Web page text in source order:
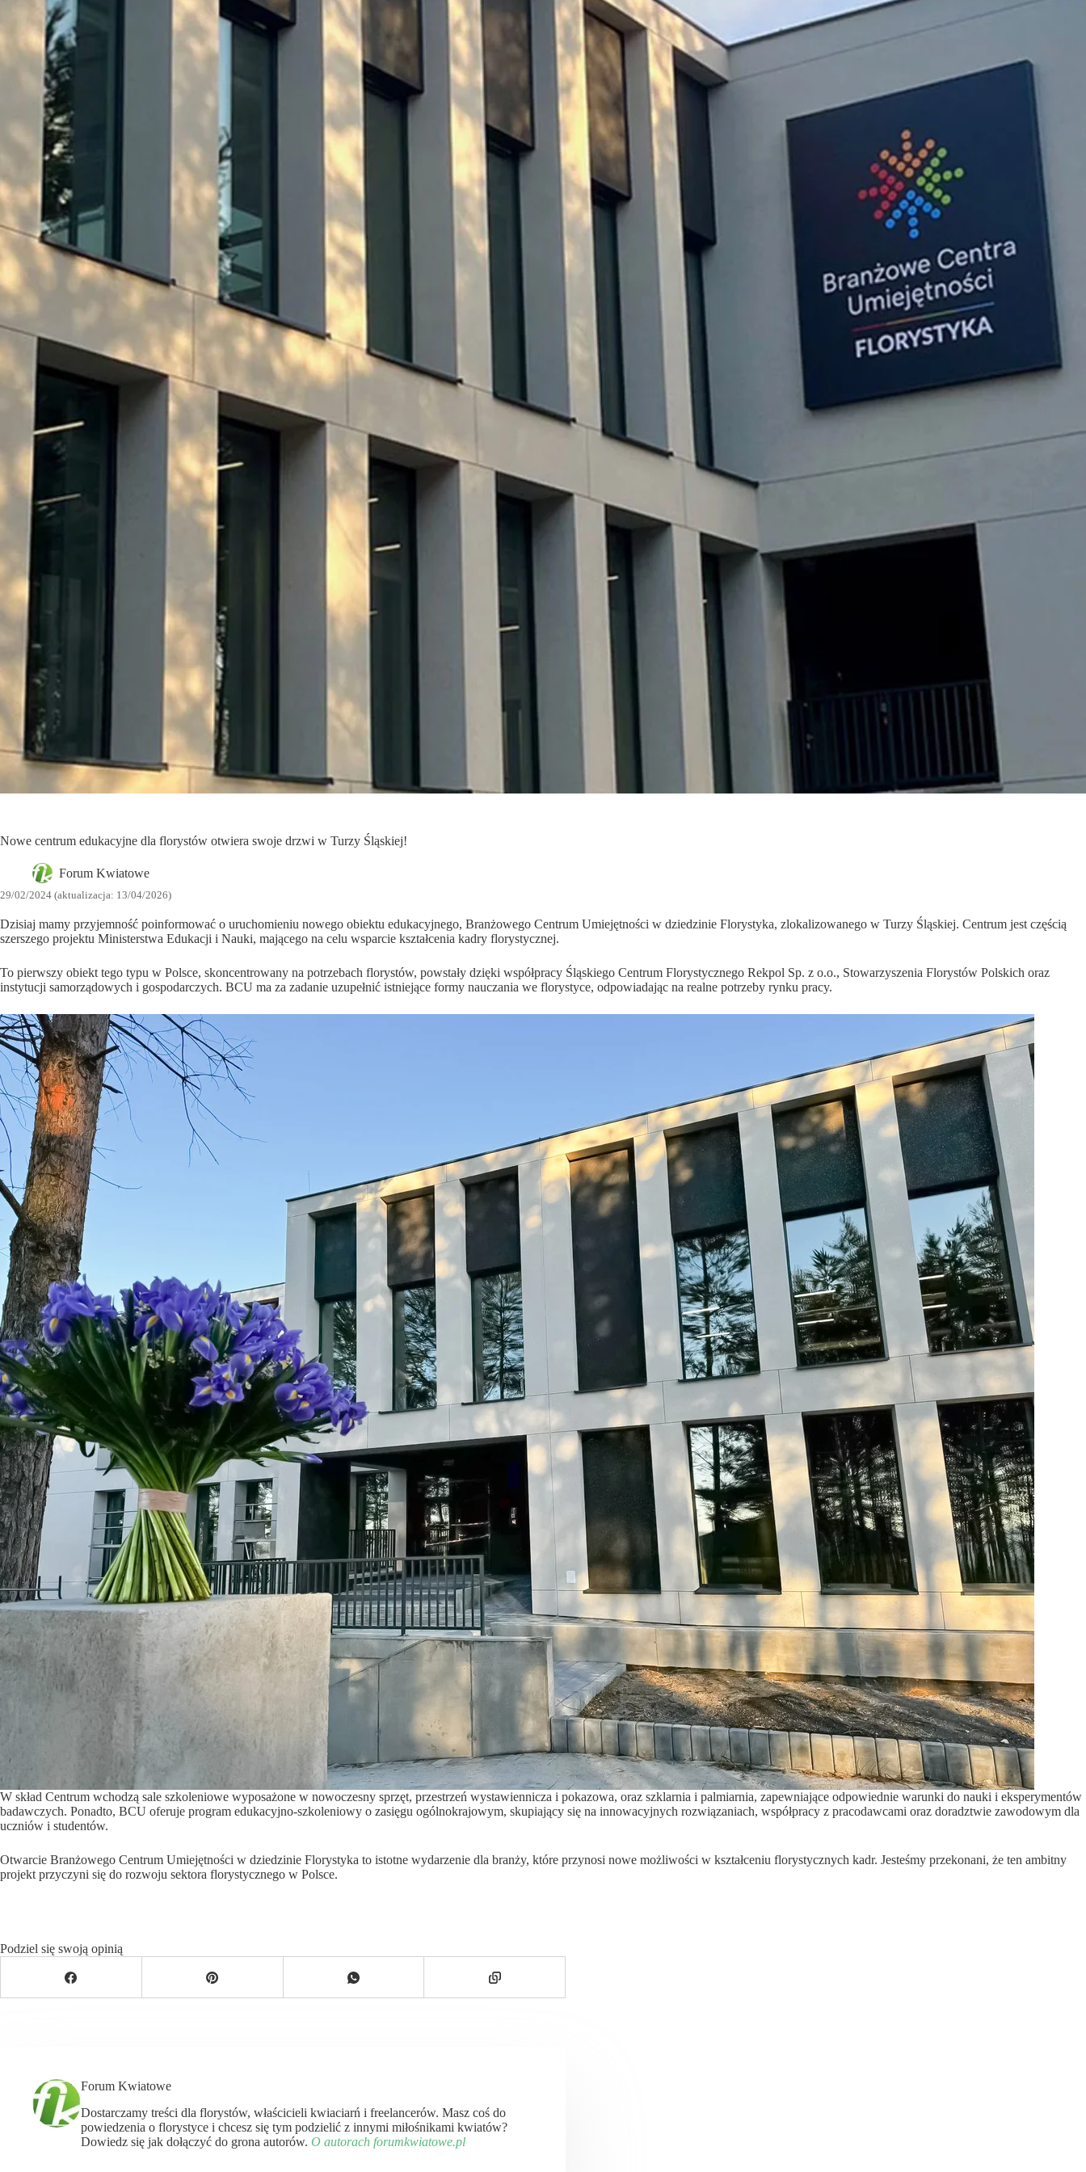
Nowe centrum edukacyjne dla florystów otwiera swoje drzwi w Turzy Śląskiej!
Forum Kwiatowe
29/02/2024 (aktualizacja: 13/04/2026)
Dzisiaj mamy przyjemność poinformować o uruchomieniu nowego obiektu edukacyjnego, Branżowego Centrum Umiejętności w dziedzinie Florystyka, zlokalizowanego w Turzy Śląskiej. Centrum jest częścią
szerszego projektu Ministerstwa Edukacji i Nauki, mającego na celu wsparcie kształcenia kadry florystycznej.
To pierwszy obiekt tego typu w Polsce, skoncentrowany na potrzebach florystów, powstały dzięki współpracy Śląskiego Centrum Florystycznego Rekpol Sp. z o.o., Stowarzyszenia Florystów Polskich oraz
instytucji samorządowych i gospodarczych. BCU ma za zadanie uzupełnić istniejące formy nauczania we florystyce, odpowiadając na realne potrzeby rynku pracy.
W skład Centrum wchodzą sale szkoleniowe wyposażone w nowoczesny sprzęt, przestrzeń wystawiennicza i pokazowa, oraz szklarnia i palmiarnia, zapewniające odpowiednie warunki do nauki i eksperymentów
badawczych. Ponadto, BCU oferuje program edukacyjno-szkoleniowy o zasięgu ogólnokrajowym, skupiający się na innowacyjnych rozwiązaniach, współpracy z pracodawcami oraz doradztwie zawodowym dla
uczniów i studentów.
Otwarcie Branżowego Centrum Umiejętności w dziedzinie Florystyka to istotne wydarzenie dla branży, które przynosi nowe możliwości w kształceniu florystycznych kadr. Jesteśmy przekonani, że ten ambitny
projekt przyczyni się do rozwoju sektora florystycznego w Polsce.
Podziel się swoją opinią
Forum Kwiatowe
Dostarczamy treści dla florystów, właścicieli kwiaciarń i freelancerów. Masz coś do
powiedzenia o florystyce i chcesz się tym podzielić z innymi miłośnikami kwiatów?
Dowiedz się jak dołączyć do grona autorów. O autorach forumkwiatowe.pl